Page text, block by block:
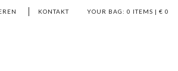
YOUR BAG: 0 ITEMS | € 0
KONTAKT